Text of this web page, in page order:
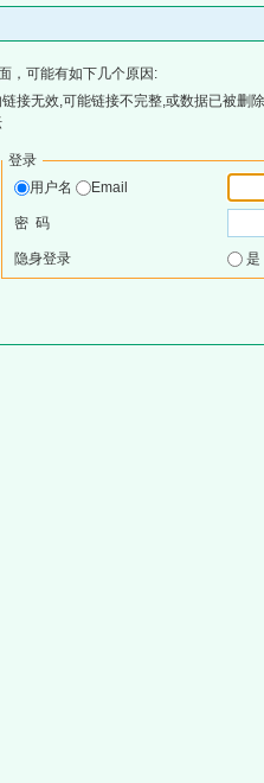
，可能有如下几个原因:
接无效,可能链接不完整,或数据已被删
登录
用户名
Email
密 码
隐身登录